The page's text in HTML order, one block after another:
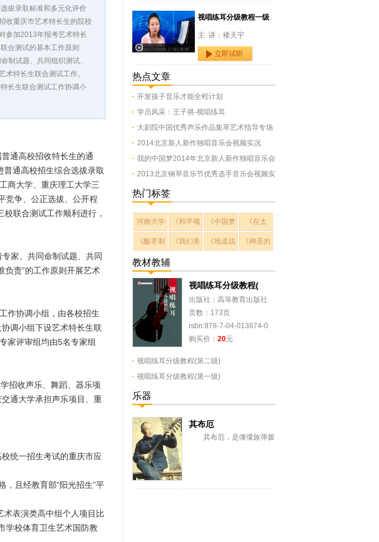
拔录取标准和多元化评价
收重庆市艺术特长生的院校
参加2013年报考艺术特长
合测试的基本工作原则
制试题、共同组织测试、
术特长生联合测试工作。
生联合测试工作协调小
通高校招收特长生的通
通高校招生综合选拔录取
商大学、重庆理工大学三
竞争、公正选拔、公开程
联合测试工作顺利进行，
家、共同命制试题、共同
负责”的工作原则开展艺术
作协调小组，由各校招生
调小组下设艺术特长生联
家评审组均由5名专家组
招收声乐、舞蹈、器乐项
通大学承担声乐项目、重
统一招生考试的重庆市应
且经教育部“阳光招生”平
表演类高中组个人项目比
学校体育卫生艺术国防教
视唱练耳分级教程一级
主 讲：楼天宇
立即试听
热点文章
开发孩子音乐才能全程计划
学员风采：王子祺-视唱练耳
大剧院中国优秀声乐作品集萃艺术指导专场
2014北京新人新作独唱音乐会视频实况
我的中国梦2014年北京新人新作独唱音乐会
2013北京钢琴音乐节优秀选手音乐会视频实
热门标签
河南大学 《和平颂 《中国梦 《在太
《酸枣刺 《我们美 《地道战 《神圣的
教材教辅
视唱练耳分级教程(
出版社：高等教育出版社
页数：173页
isbn:978-7-04-013874-0
购买价： 20元
视唱练耳分级教程(第二级)
视唱练耳分级教程(第一级)
乐器
其布厄
其布厄，是傈僳族弹拨